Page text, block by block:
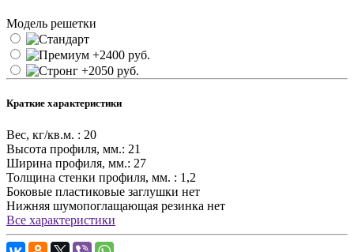
Модель решетки
Краткие характеристики
Вес, кг/кв.м. : 20
Высота профиля, мм.: 21
Ширина профиля, мм.: 27
Толщина стенки профиля, мм. : 1,2
Боковые пластиковые заглушки нет
Нижняя шумопоглащающая резинка нет
Все характеристики